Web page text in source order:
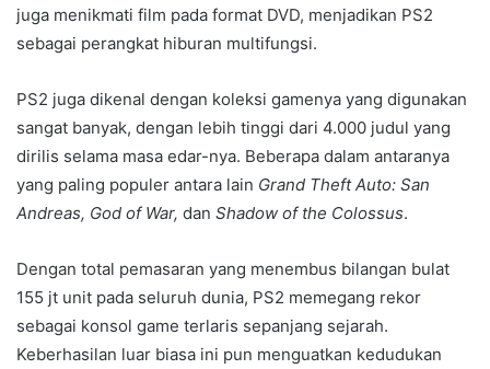
juga menikmati film pada format DVD, menjadikan PS2
sebagai perangkat hiburan multifungsi.
PS2 juga dikenal dengan koleksi gamenya yang digunakan
sangat banyak, dengan lebih tinggi dari 4.000 judul yang
dirilis selama masa edar-nya. Beberapa dalam antaranya
yang paling populer antara lain Grand Theft Auto: San
Andreas, God of War, dan Shadow of the Colossus.
Dengan total pemasaran yang menembus bilangan bulat
155 jt unit pada seluruh dunia, PS2 memegang rekor
sebagai konsol game terlaris sepanjang sejarah.
Keberhasilan luar biasa ini pun menguatkan kedudukan